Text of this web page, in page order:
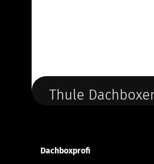
Thule
Dachboxprofi